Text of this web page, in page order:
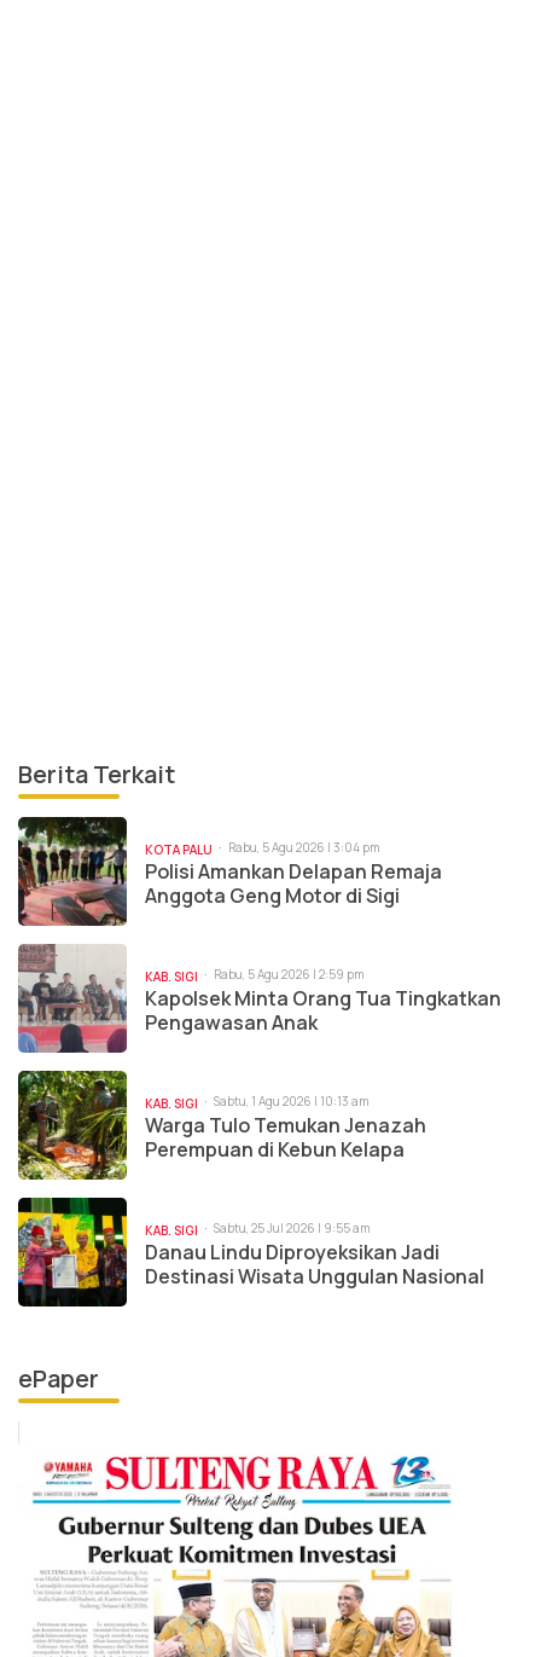
Berita Terkait
KOTA PALU Rabu, 5 Agu 2026 | 3:04 pm
Polisi Amankan Delapan Remaja
Anggota Geng Motor di Sigi
KAB. SIGI Rabu, 5 Agu 2026 | 2:59 pm
Kapolsek Minta Orang Tua Tingkatkan
Pengawasan Anak
KAB. SIGI Sabtu, 1 Agu 2026 | 10:13 am
Warga Tulo Temukan Jenazah
Perempuan di Kebun Kelapa
KAB. SIGI Sabtu, 25 Jul 2026 | 9:55 am
Danau Lindu Diproyeksikan Jadi
Destinasi Wisata Unggulan Nasional
ePaper